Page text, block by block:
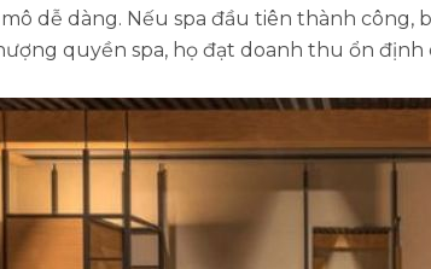
dễ dàng. Nếu spa đầu tiên thành công,
quyền spa, họ đạt doanh thu ổn